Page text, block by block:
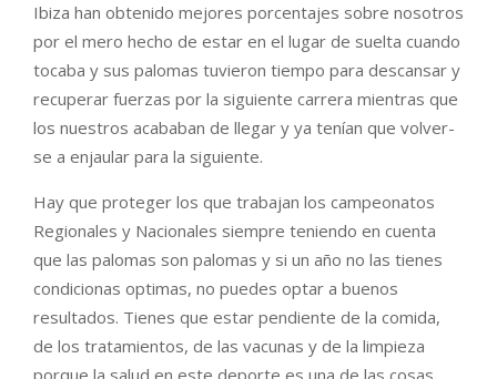
Ibiza han obtenido mejores porcentajes sobre nosotros
por el mero hecho de estar en el lugar de suelta cuando
tocaba y sus palomas tuvieron tiempo para descansar y
recuperar fuerzas por la siguiente carrera mientras que
los nuestros acababan de llegar y ya tenían que volver-
se a enjaular para la siguiente.
Hay que proteger los que trabajan los campeonatos
Regionales y Nacionales siempre teniendo en cuenta
que las palomas son palomas y si un año no las tienes
condicionas optimas, no puedes optar a buenos
resultados. Tienes que estar pendiente de la comida,
de los tratamientos, de las vacunas y de la limpieza
porque la salud en este deporte es una de las cosas